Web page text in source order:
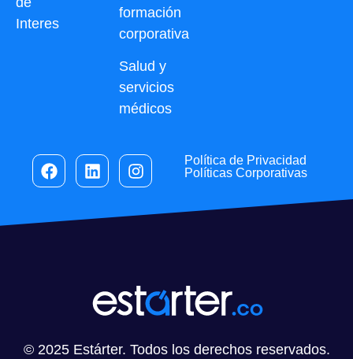
Interes
formación
corporativa
Salud y
servicios
médicos
Política de Privacidad
Políticas Corporativas
© 2025 Estárter. Todos los derechos reservados.